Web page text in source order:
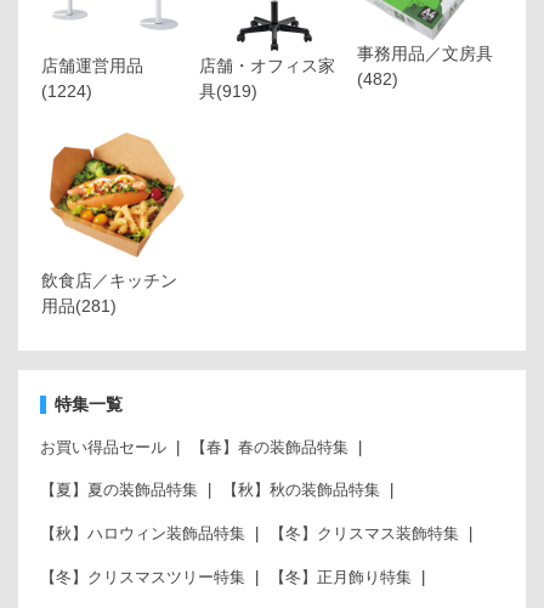
店舗運営用品
(1224)
店舗・オフィス家
具(919)
事務用品／文房具
(482)
飲食店／キッチン
用品(281)
特集一覧
お買い得品セール 【春】春の装飾品特集
【夏】夏の装飾品特集 【秋】秋の装飾品特集
【秋】ハロウィン装飾品特集 【冬】クリスマス装飾特集
【冬】クリスマスツリー特集 【冬】正月飾り特集